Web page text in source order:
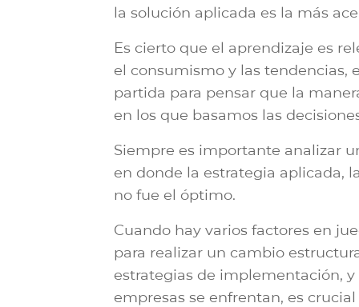
la solución aplicada es la más
Es cierto que el aprendizaje es
el consumismo y las tendencias,
partida para pensar que la
en los que basamos las
Siempre es importante analizar
en donde la estrategia aplicada,
no fue el óptimo.
Cuando hay varios factores en
para realizar un cambio
estrategias de implementación,
empresas se enfrentan, es